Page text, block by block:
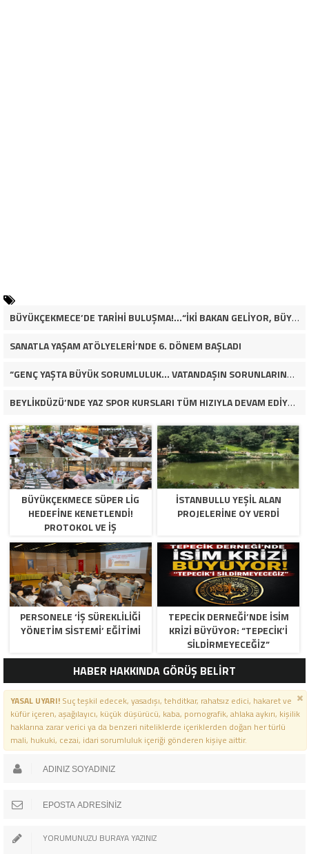
BÜYÜKÇEKMECE’DE TARİHİ BULUŞMA!…“İKİ BAKAN GELİYOR, BÜYÜKÇEKMECE’NİN ADLİYE KADERİ DEĞİŞECEK Mİ?”
SANATLA YAŞAM ATÖLYELERİ’NDE 6. DÖNEM BAŞLADI
“GENÇ YAŞTA BÜYÜK SORUMLULUK… VATANDAŞIN SORUNLARINA ÇÖZÜM ARIYOR!”
BEYLİKDÜZÜ’NDE YAZ SPOR KURSLARI TÜM HIZIYLA DEVAM EDİYOR
BÜYÜKÇEKMECE SÜPER LİG
HEDEFİNE KENETLENDİ!
PROTOKOL VE İŞ
DÜNYASINDAN BASKETBOL
TAKIMINA TAM DESTEK…
İSTANBULLU YEŞİL ALAN
PROJELERİNE OY VERDİ
PERSONELE ‘İŞ SÜREKLİLİĞİ
YÖNETİM SİSTEMİ’ EĞİTİMİ
TEPECİK DERNEĞİ’NDE İSİM
KRİZİ BÜYÜYOR: “TEPECİK’İ
SİLDİRMEYECEĞİZ”
HABER HAKKINDA GÖRÜŞ BELİRT
YASAL UYARI!Suç teşkil edecek, yasadışı, tehditkar, rahatsız edici, hakaret ve
küfür içeren, aşağılayıcı, küçük düşürücü, kaba, pornografik, ahlaka aykırı, kişilik
haklarına zarar verici ya da benzeri niteliklerde içeriklerden doğan her türlü
mali, hukuki, cezai, idari sorumluluk içeriği gönderen kişiye aittir.